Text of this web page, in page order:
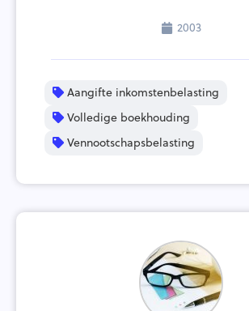
2003
Aangifte inkomstenbelasting
Volledige boekhouding
Vennootschapsbelasting